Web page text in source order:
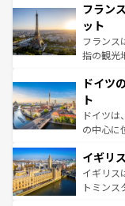
ませてく
なお、新
しい。
文化が根
れる闘牛
る。首都
アートに
せる。地
ンテンツ
フラン
ット
フランス
指の観光
で、幅広
聖堂、美
から魅了
れ、フラ
香り高い
らに、
も豊かな
ドイツ
ト
ドイツ
の中心に
顔を持つ
ルリンの
してライ
イギリス
イギリス
トミンス